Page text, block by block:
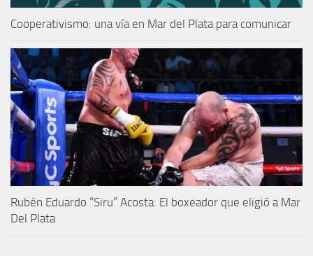
Cooperativismo: una vía en Mar del Plata para comunicar
Rubén Eduardo “Siru” Acosta: El boxeador que eligió a Mar
Del Plata